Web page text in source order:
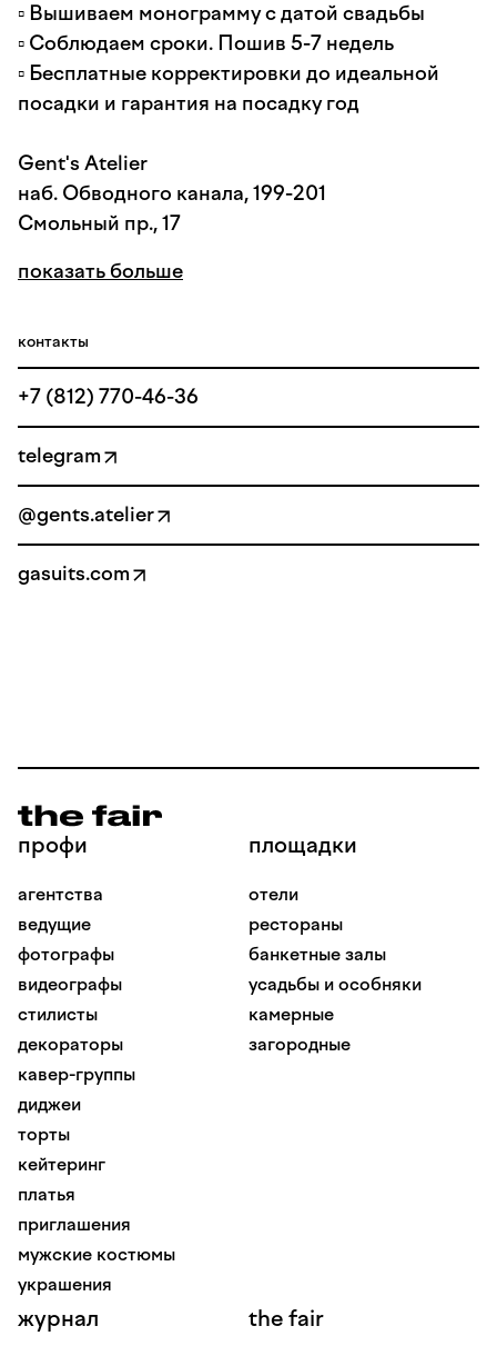
▫️ Вышиваем монограмму с датой свадьбы
▫️ Соблюдаем сроки. Пошив 5-7 недель
▫️ Бесплатные корректировки до идеальной
посадки и гарантия на посадку год
Gent's Atelier
наб. Обводного канала, 199-201
Смольный пр., 17
показать больше
контакты
+7 (812) 770-46-36
telegram
@gents.atelier
gasuits.com
профи
агентства
ведущие
фотографы
видеографы
стилисты
декораторы
кавер-группы
диджеи
торты
кейтеринг
платья
приглашения
мужские костюмы
украшения
площадки
отели
рестораны
банкетные залы
усадьбы и особняки
камерные
загородные
журнал the fair